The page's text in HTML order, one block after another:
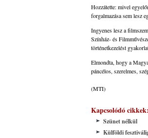
Hozzátette: mivel
forgalmazása sem lesz
Ingyenes lesz a
Színház- és
történetkezelést
Elmondta, hogy a
páncélos, szerelmes,
(MTI)
Kapcsolódó cikkek:
Szünet nélkül
Külföldi